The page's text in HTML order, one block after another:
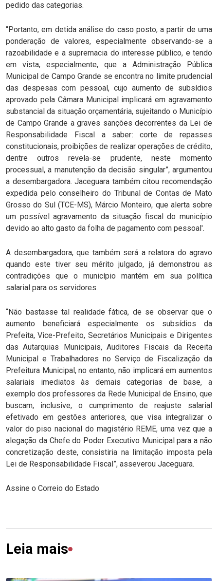
pedido das categorias.
“Portanto, em detida análise do caso posto, a partir de uma
ponderação de valores, especialmente observando-se a
razoabilidade e a supremacia do interesse público, e tendo
em vista, especialmente, que a Administração Pública
Municipal de Campo Grande se encontra no limite prudencial
das despesas com pessoal, cujo aumento de subsídios
aprovado pela Câmara Municipal implicará em agravamento
substancial da situação orçamentária, sujeitando o Município
de Campo Grande a graves sanções decorrentes da Lei de
Responsabilidade Fiscal a saber: corte de repasses
constitucionais, proibições de realizar operações de crédito,
dentre outros revela-se prudente, neste momento
processual, a manutenção da decisão singular”, argumentou
a desembargadora. Jaceguara também citou recomendação
expedida pelo conselheiro do Tribunal de Contas de Mato
Grosso do Sul (TCE-MS), Márcio Monteiro, que alerta sobre
um possível agravamento da situação fiscal do município
devido ao alto gasto da folha de pagamento com pessoal'.
A desembargadora, que também será a relatora do agravo
quando este tiver seu mérito julgado, já demonstrou as
contradições que o município mantém em sua política
salarial para os servidores.
“Não bastasse tal realidade fática, de se observar que o
aumento beneficiará especialmente os subsídios da
Prefeita, Vice-Prefeito, Secretários Municipais e Dirigentes
das Autarquias Municipais, Auditores Fiscais da Receita
Municipal e Trabalhadores no Serviço de Fiscalização da
Prefeitura Municipal, no entanto, não implicará em aumentos
salariais imediatos às demais categorias de base, a
exemplo dos professores da Rede Municipal de Ensino, que
buscam, inclusive, o cumprimento de reajuste salarial
efetivado em gestões anteriores, que visa integralizar o
valor do piso nacional do magistério REME, uma vez que a
alegação da Chefe do Poder Executivo Municipal para a não
concretização deste, consistiria na limitação imposta pela
Lei de Responsabilidade Fiscal”, asseverou Jaceguara.
Assine o Correio do Estado
Leia mais